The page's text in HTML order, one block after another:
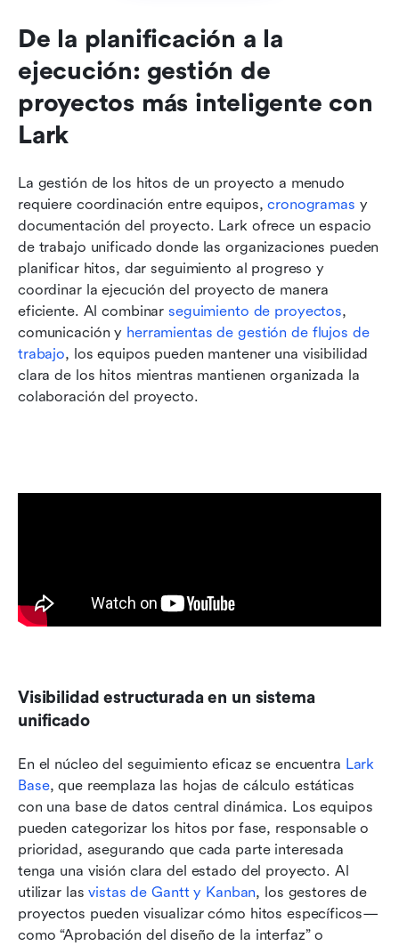
De la planificación a la
ejecución: gestión de
proyectos más inteligente con
Lark
La gestión de los hitos de un proyecto a menudo
requiere coordinación entre equipos, cronogramas y
documentación del proyecto. Lark ofrece un espacio
de trabajo unificado donde las organizaciones pueden
planificar hitos, dar seguimiento al progreso y
coordinar la ejecución del proyecto de manera
eficiente. Al combinar seguimiento de proyectos,
comunicación y herramientas de gestión de flujos de
trabajo, los equipos pueden mantener una visibilidad
clara de los hitos mientras mantienen organizada la
colaboración del proyecto.
Visibilidad estructurada en un sistema
unificado
En el núcleo del seguimiento eficaz se encuentra Lark
Base, que reemplaza las hojas de cálculo estáticas
con una base de datos central dinámica. Los equipos
pueden categorizar los hitos por fase, responsable o
prioridad, asegurando que cada parte interesada
tenga una visión clara del estado del proyecto. Al
utilizar las vistas de Gantt y Kanban, los gestores de
proyectos pueden visualizar cómo hitos específicos—
como “Aprobación del diseño de la interfaz” o